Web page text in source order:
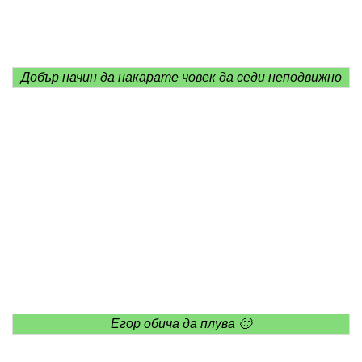
Добър начин да накарате човек да седи неподвижно
Егор обича да плува 🙂